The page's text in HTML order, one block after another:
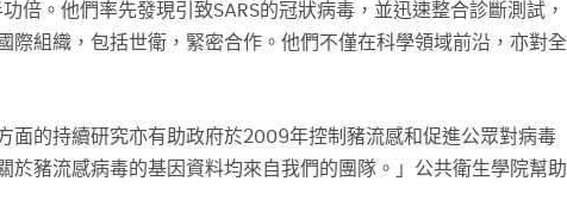
倍。他們率先發現引致SARS的冠狀病毒，並迅速整合診斷測試，
際組織，包括世衛，緊密合作。他們不僅在科學領域前沿，亦對全
面的持續研究亦有助政府於2009年控制豬流感和促進公眾對病毒
於豬流感病毒的基因資料均來自我們的團隊。」公共衛生學院幫助